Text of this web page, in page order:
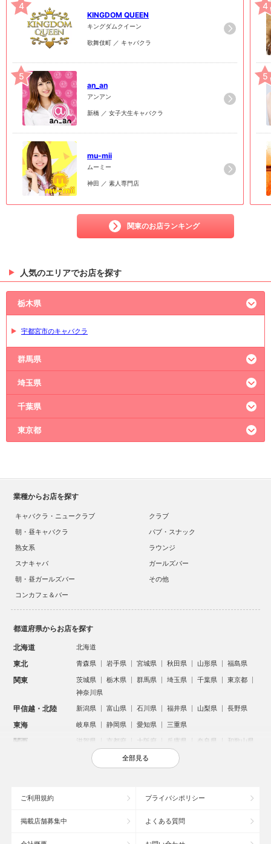
4
KINGDOM QUEEN
キングダムクイーン
歌舞伎町 ／ キャバクラ
5
an_an
アンアン
新橋 ／ 女子大生キャバクラ
6
mu-mii
ムーミー
神田 ／ 素人専門店
関東のお店ランキング
4
5
6
人気のエリアでお店を探す
栃木県
宇都宮市のキャバクラ
群馬県
高崎市のキャバクラ
埼玉県
大宮のキャバクラ
川越市のキャバクラ
千葉県
船橋市のキャバクラ
東京都
上野のキャバクラ 池袋のキャバクラ
神田のキャバクラ
業種からお店を探す
キャバクラ・ニュークラブ
クラブ
朝・昼キャバクラ
パブ・スナック
熟女系
ラウンジ
スナキャバ
ガールズバー
朝・昼ガールズバー
その他
コンカフェ＆バー
都道府県からお店を探す
北海道 北海道
東北 青森県 岩手県 宮城県 秋田県 山形県 福島県
関東 茨城県 栃木県 群馬県 埼玉県 千葉県
東京都
神奈川県
甲信越・北陸 新潟県 富山県 石川県 福井県 山梨県 長野県
東海 岐阜県 静岡県 愛知県 三重県
関西 滋賀県 京都府 大阪府 兵庫県 奈良県 和歌山県
鳥取県 島根県 岡山県 広島県
沖縄県
全部見る
ご利用規約 プライバシポリシー
掲載店舗募集中 よくある質問